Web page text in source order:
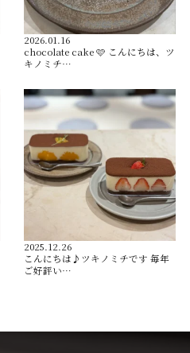
2026.01.16
chocolate cake 🩷 こんにちは、ツ
キノミチ…
2025.12.26
こんにちは♪ツキノミチです️ 毎年
ご好評い…